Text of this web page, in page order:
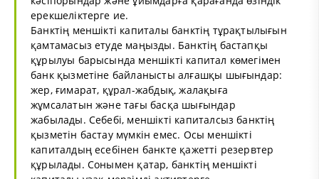
ерекшеліктерге ие.
Банктің меншікті капиталы банктің тұрақтылығын
қамтамасыз етуде маңызды. Банктің бастапқы
құрылуы барысында меншікті капитал көмегімен
банк қызметіне байланысты алғашқы шығындар:
жер, ғимарат, құрал-жабдық, жалақыға
жұмсалатын және тағы басқа шығындар
жабылады. Себебі, меншікті капиталсыз банктің
қызметін бастау мүмкін емес. Осы меншікті
капиталдың есебінен банкте қажетті резервтер
құрылады. Сонымен қатар, банктің меншікті